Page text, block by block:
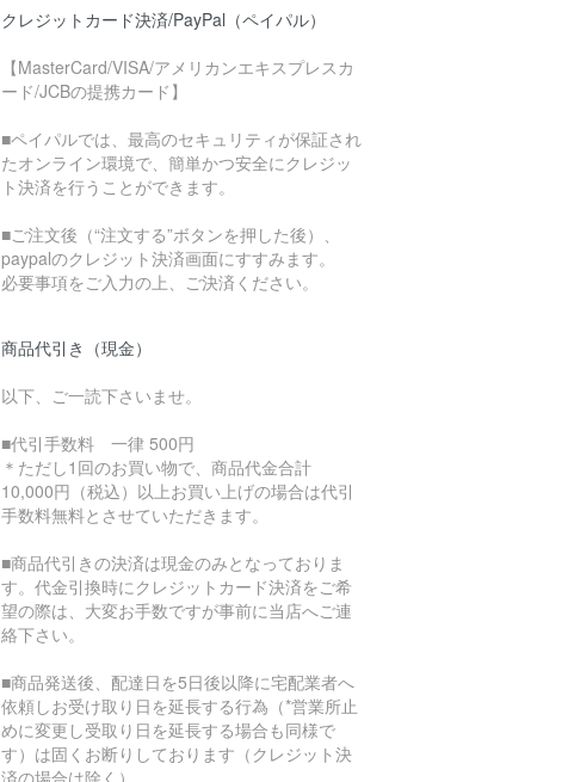
クレジットカード決済/PayPal（ペイパル）
【MasterCard/VISA/アメリカンエキスプレスカ
ード/JCBの提携カード】
■ペイパルでは、最高のセキュリティが保証され
たオンライン環境で、簡単かつ安全にクレジッ
ト決済を行うことができます。
■ご注文後（“注文する”ボタンを押した後）、
paypalのクレジット決済画面にすすみます。
必要事項をご入力の上、ご決済ください。
商品代引き（現金）
以下、ご一読下さいませ。
■代引手数料 一律 500円
＊ただし1回のお買い物で、商品代金合計
10,000円（税込）以上お買い上げの場合は代引
手数料無料とさせていただきます。
■商品代引きの決済は現金のみとなっておりま
す。代金引換時にクレジットカード決済をご希
望の際は、大変お手数ですが事前に当店へご連
絡下さい。
■商品発送後、配達日を5日後以降に宅配業者へ
依頼しお受け取り日を延長する行為（*営業所止
めに変更し受取り日を延長する場合も同様で
す）は固くお断りしております（クレジット決